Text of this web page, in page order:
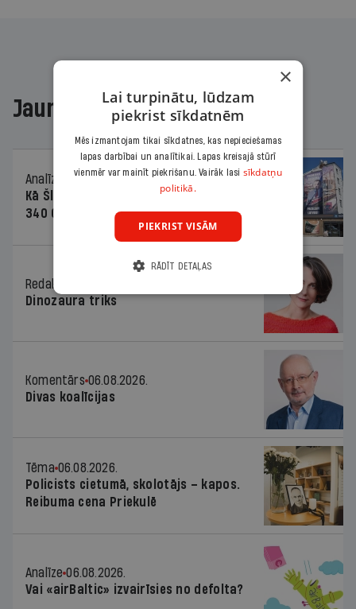
Jaunākajā žurnālā
Analīze
06.08.2026.
Kā Šlesera partija palika nesodīta par
340 000 vērtu reklāmas kampaņu
Redaktores sleja
Dinozaura triks
Komentārs 06.08.2026.
Divas koalīcijas
Tēma 06.08.2026.
Policists cietumā, skolotājs – kapos.
Reibuma cena Priekulē
Analīze 06.08.2026.
Vai «airBaltic» izvairīsies no defolta?
×
Lai turpinātu, lūdzam
piekrist sīkdatnēm
Mēs izmantojam tikai sīkdatnes, kas nepieciešamas
lapas darbībai un analītikai. Lapas kreisajā stūrī
vienmēr var mainīt piekrišanu. Vairāk lasi sīkdatņu
politikā.
PIEKRIST VISĀM
RĀDĪT DETAĻAS